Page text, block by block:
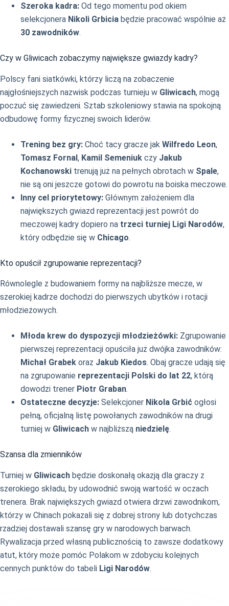
Szeroka kadra: Od tego momentu pod okiem
selekcjonera Nikoli Grbicia będzie pracować wspólnie aż
30 zawodników.
Czy w Gliwicach zobaczymy największe gwiazdy kadry?
Polscy fani siatkówki, którzy liczą na zobaczenie
najgłośniejszych nazwisk podczas turnieju w Gliwicach, mogą
poczuć się zawiedzeni. Sztab szkoleniowy stawia na spokojną
odbudowę formy fizycznej swoich liderów.
Trening bez gry: Choć tacy gracze jak Wilfredo Leon,
Tomasz Fornal, Kamil Semeniuk czy Jakub
Kochanowski trenują już na pełnych obrotach w Spale,
nie są oni jeszcze gotowi do powrotu na boiska meczowe.
Inny cel priorytetowy: Głównym założeniem dla
największych gwiazd reprezentacji jest powrót do
meczowej kadry dopiero na trzeci turniej Ligi Narodów,
który odbędzie się w Chicago.
Kto opuścił zgrupowanie reprezentacji?
Równolegle z budowaniem formy na najbliższe mecze, w
szerokiej kadrze dochodzi do pierwszych ubytków i rotacji
młodzieżowych.
Młoda krew do dyspozycji młodzieżówki: Zgrupowanie
pierwszej reprezentacji opuściła już dwójka zawodników:
Michał Grabek oraz Jakub Kiedos. Obaj gracze udają się
na zgrupowanie reprezentacji Polski do lat 22, którą
dowodzi trener Piotr Graban.
Ostateczne decyzje: Selekcjoner Nikola Grbić ogłosi
pełną, oficjalną listę powołanych zawodników na drugi
turniej w Gliwicach w najbliższą niedzielę.
Szansa dla zmienników
Turniej w Gliwicach będzie doskonałą okazją dla graczy z
szerokiego składu, by udowodnić swoją wartość w oczach
trenera. Brak największych gwiazd otwiera drzwi zawodnikom,
którzy w Chinach pokazali się z dobrej strony lub dotychczas
rzadziej dostawali szansę gry w narodowych barwach.
Rywalizacja przed własną publicznością to zawsze dodatkowy
atut, który może pomóc Polakom w zdobyciu kolejnych
cennych punktów do tabeli Ligi Narodów.